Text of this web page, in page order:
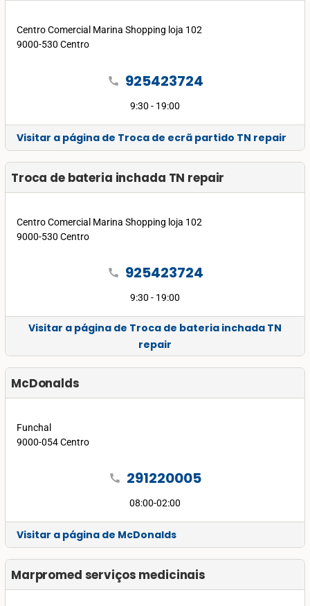
Centro Comercial Marina Shopping loja 102
9000-530 Centro
call 925423724
9:30 - 19:00
Visitar a página de Troca de ecrã partido TN repair
Troca de bateria inchada TN repair
Centro Comercial Marina Shopping loja 102
9000-530 Centro
call 925423724
9:30 - 19:00
Visitar a página de Troca de bateria inchada TN
repair
McDonalds
Funchal
9000-054 Centro
call 291220005
08:00-02:00
Visitar a página de McDonalds
Marpromed serviços medicinais